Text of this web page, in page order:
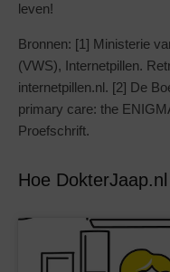
leven!
Bronnen: [1] Ministerie
(VWS), Internetpillen.
internetpillen.nl. [2] De
primary care: the
Proefschrift.
Hoe